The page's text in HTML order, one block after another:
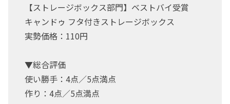
【ストレージボックス部門】ベストバイ受賞
キャンドゥ フタ付きストレージボックス
実勢価格：110円
▼総合評価
使い勝手：4点／5点満点
作り：4点／5点満点